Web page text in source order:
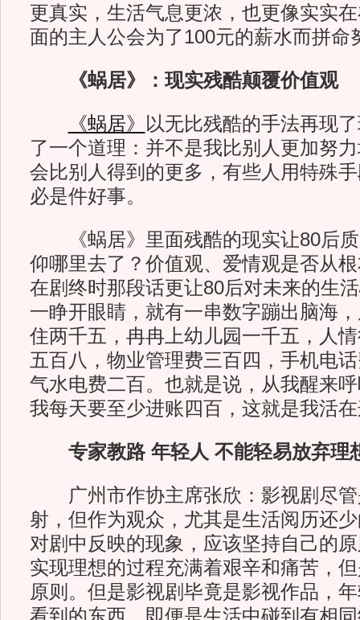
更真实，生活气息更浓，也更像实实
面的主人公会为了100元的薪水而拼命
《蜗居》：现实残酷颠覆价值观
《蜗居》
以无比残酷的手法再现
了一个道理：并不是我比别人更加努
会比别人得到的更多，有些人用特殊
必是件好事。
《蜗居》里面残酷的现实让80后质
仰哪里去了？价值观、爱情观是否从
在剧终时那段话更让80后对未来的生
一睁开眼睛，就有一串数字蹦出脑海
住两千五，冉冉上幼儿园一千五，人
五百八，物业管理费三百四，手机电
气水电费二百。也就是说，从我醒来
我每天要至少进账四百，这就是我活
专家教路 年轻人 不能轻易放弃理
广州市作协主席张欣：影视剧尽管
射，但作为观众，尤其是生活阅历还
对剧中反映的现象，应该坚持自己的
实现理想的过程充满着艰辛和痛苦，
原则。但是影视剧毕竟是影视作品，